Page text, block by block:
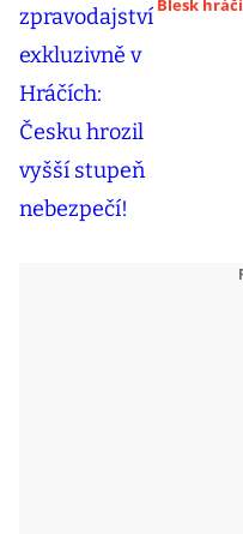
Blesk hráči